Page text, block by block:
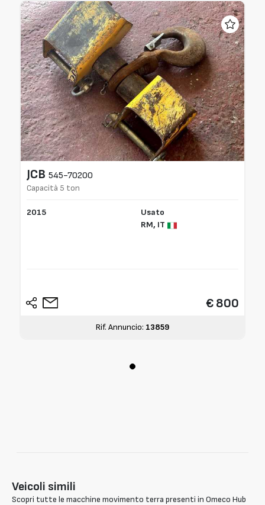
JCB 545-70200
Capacità 5 ton
2015
Usato
RM, IT
€ 800
Rif. Annuncio: 13859
Veicoli simili
Scopri tutte le macchine movimento terra presenti in Omeco Hub